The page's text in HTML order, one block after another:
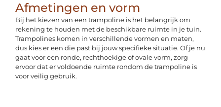
Afmetingen en vorm
Bij het kiezen van een trampoline is het belangrijk om
rekening te houden met de beschikbare ruimte in je tuin.
Trampolines komen in verschillende vormen en maten,
dus kies er een die past bij jouw specifieke situatie. Of je nu
gaat voor een ronde, rechthoekige of ovale vorm, zorg
ervoor dat er voldoende ruimte rondom de trampoline is
voor veilig gebruik.